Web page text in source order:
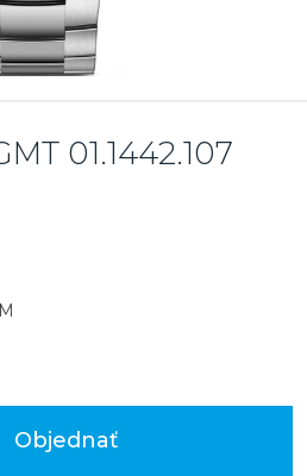
01.1442.107
Objednať